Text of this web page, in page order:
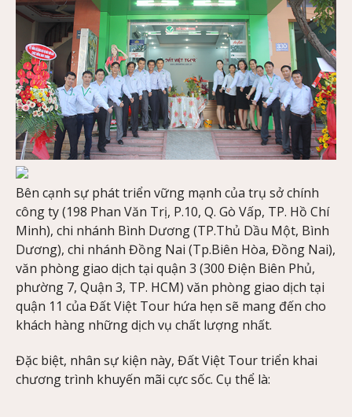
Bên cạnh sự phát triển vững mạnh của trụ sở chính
công ty (198 Phan Văn Trị, P.10, Q. Gò Vấp, TP. Hồ Chí
Minh), chi nhánh Bình Dương (TP.Thủ Dầu Một, Bình
Dương), chi nhánh Đồng Nai (Tp.Biên Hòa, Đồng Nai),
văn phòng giao dịch tại quận 3 (300 Điện Biên Phủ,
phường 7, Quận 3, TP. HCM) văn phòng giao dịch tại
quận 11 của Đất Việt Tour hứa hẹn sẽ mang đến cho
khách hàng những dịch vụ chất lượng nhất.
Đặc biệt, nhân sự kiện này, Đất Việt Tour triển khai
chương trình khuyến mãi cực sốc. Cụ thể là: